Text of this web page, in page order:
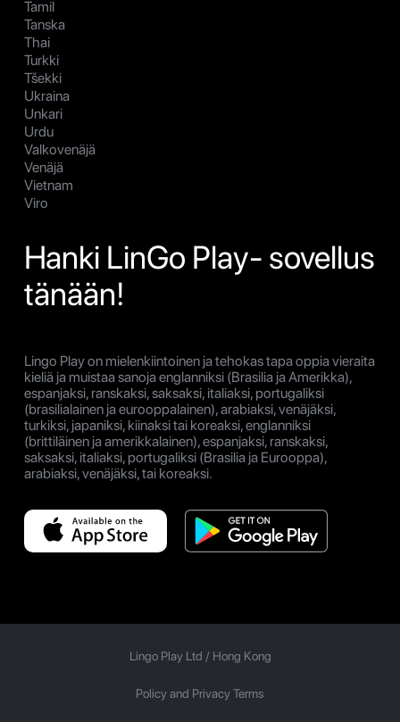
Tamil
Tanska
Thai
Turkki
Tšekki
Ukraina
Unkari
Urdu
Valkovenäjä
Venäjä
Vietnam
Viro
Hanki LinGo Play- sovellus
tänään!
Lingo Play on mielenkiintoinen ja tehokas tapa oppia vieraita
kieliä ja muistaa sanoja englanniksi (Brasilia ja Amerikka),
espanjaksi, ranskaksi, saksaksi, italiaksi, portugaliksi
(brasilialainen ja eurooppalainen), arabiaksi, venäjäksi,
turkiksi, japaniksi, kiinaksi tai koreaksi, englanniksi
(brittiläinen ja amerikkalainen), espanjaksi, ranskaksi,
saksaksi, italiaksi, portugaliksi (Brasilia ja Eurooppa),
arabiaksi, venäjäksi, tai koreaksi.
Lingo Play Ltd / Hong Kong
Policy and Privacy Terms